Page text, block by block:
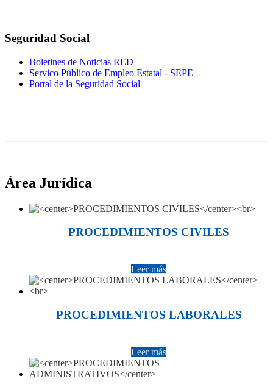
Seguridad Social
Boletines de Noticias RED
Servico Público de Empleo Estatal - SEPE
Portal de la Seguridad Social
Área Jurídica
PROCEDIMIENTOS CIVILES
Leer más
PROCEDIMIENTOS LABORALES
Leer más